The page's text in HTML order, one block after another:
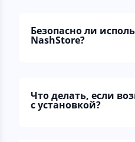
Безопасно ли
NashStore?
Что делать, если
с установкой?